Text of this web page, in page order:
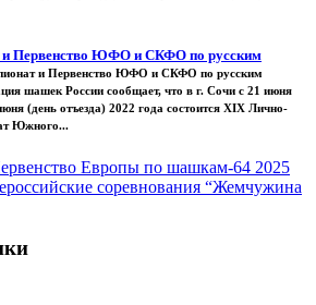
и Первенство ЮФО и СКФО по русским
и Первенство ЮФО и СКФО по русским
шашек России сообщает, что в г. Сочи с 21 июня
(день отъезда) 2022 года состоится XIX Лично-
Южного...
Европы по шашкам-64 2025
соревнования “Жемчужина